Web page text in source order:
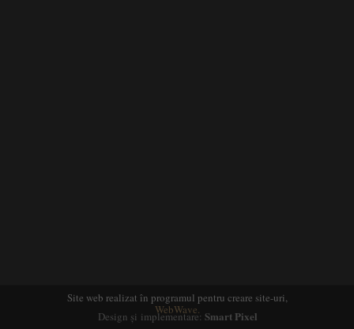
Site web realizat în programul pentru creare site-uri,
WebWave.
Design și implementare: Smart Pixel